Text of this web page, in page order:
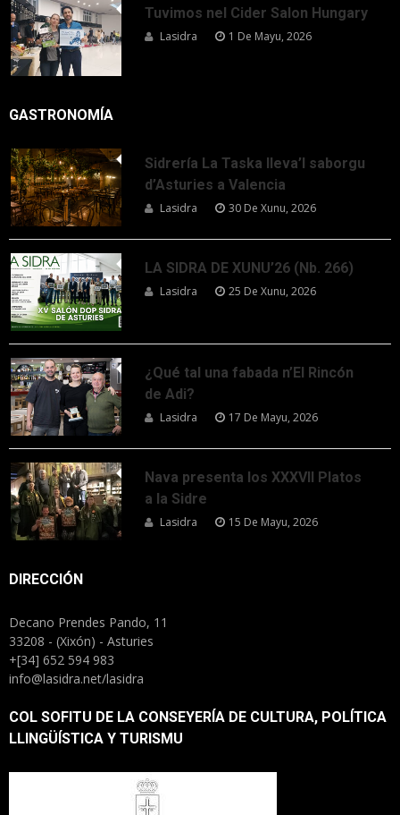
Tuvimos nel Cider Salon Hungary
Lasidra 1 De Mayu, 2026
GASTRONOMÍA
Sidrería La Taska lleva’l saborgu
d’Asturies a Valencia
Lasidra 30 De Xunu, 2026
LA SIDRA DE XUNU’26 (Nb. 266)
Lasidra 25 De Xunu, 2026
¿Qué tal una fabada n’El Rincón
de Adi?
Lasidra 17 De Mayu, 2026
Nava presenta los XXXVII Platos
a la Sidre
Lasidra 15 De Mayu, 2026
DIRECCIÓN
Decano Prendes Pando, 11
33208 - (Xixón) - Asturies
+[34] 652 594 983
info@lasidra.net/lasidra
COL SOFITU DE LA CONSEYERÍA DE CULTURA, POLÍTICA
LLINGÜÍSTICA Y TURISMU